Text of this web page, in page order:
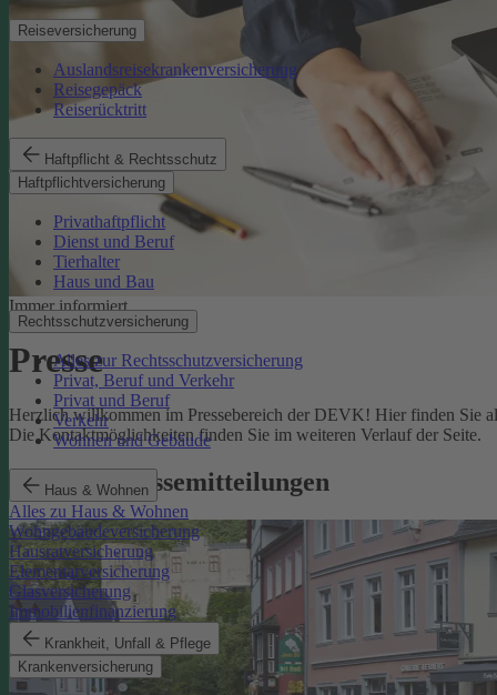
Reiseversicherung
Auslandsreisekrankenversicherung
Reisegepäck
Reiserücktritt
Haftpflicht & Rechtsschutz
Haftpflichtversicherung
Privathaftpflicht
Dienst und Beruf
Tierhalter
Haus und Bau
Rechtsschutzversicherung
Alles zur Rechtsschutzversicherung
Privat, Beruf und Verkehr
Privat und Beruf
Verkehr
Wohnen und Gebäude
Haus & Wohnen
Alles zu Haus & Wohnen
Wohngebäudeversicherung
Hausratversicherung
Elementarversicherung
Glasversicherung
Immobilienfinanzierung
Krankheit, Unfall & Pflege
Krankenversicherung
Immer informiert
Presse
Herzlich willkommen im Pressebereich der DEVK! Hier finden Sie
Die Kontaktmöglichkeiten finden Sie im weiteren Verlauf der Seite.
Aktuelle Pressemitteilungen